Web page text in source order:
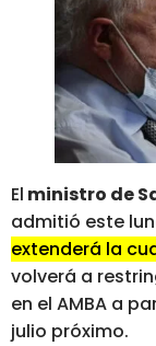
El ministro de
admitió este
extenderá la
volverá a
en el AMBA a
julio próximo.